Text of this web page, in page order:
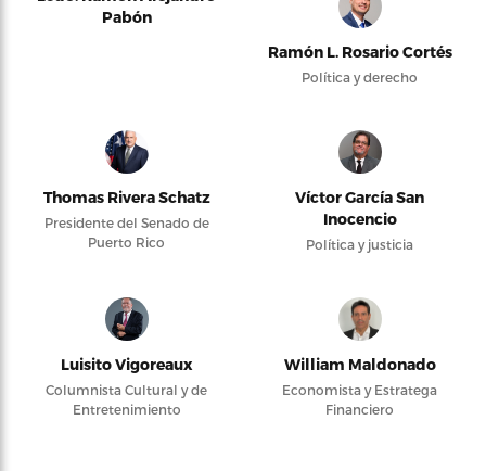
Pabón
Ramón L. Rosario Cortés
Política y derecho
Thomas Rivera Schatz
Presidente del Senado de
Puerto Rico
Víctor García San
Inocencio
Política y justicia
Luisito Vigoreaux
Columnista Cultural y de
Entretenimiento
William Maldonado
Economista y Estratega
Financiero